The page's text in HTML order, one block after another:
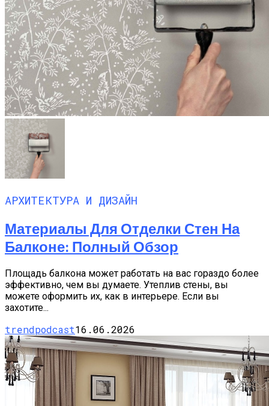
АРХИТЕКТУРА И ДИЗАЙН
Материалы Для Отделки Стен На
Балконе: Полный Обзор
Площадь балкона может работать на вас гораздо более
эффективно, чем вы думаете. Утеплив стены, вы
можете оформить их, как в интерьере. Если вы
захотите...
trendpodcast16.06.2026